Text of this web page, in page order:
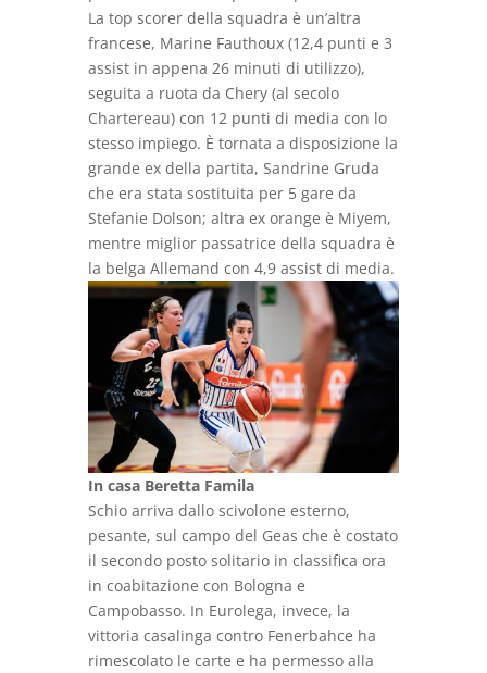
La top scorer della squadra è un’altra
francese, Marine Fauthoux (12,4 punti e 3
assist in appena 26 minuti di utilizzo),
seguita a ruota da Chery (al secolo
Chartereau) con 12 punti di media con lo
stesso impiego. È tornata a disposizione la
grande ex della partita, Sandrine Gruda
che era stata sostituita per 5 gare da
Stefanie Dolson; altra ex orange è Miyem,
mentre miglior passatrice della squadra è
la belga Allemand con 4,9 assist di media.
In casa Beretta Famila
Schio arriva dallo scivolone esterno,
pesante, sul campo del Geas che è costato
il secondo posto solitario in classifica ora
in coabitazione con Bologna e
Campobasso. In Eurolega, invece, la
vittoria casalinga contro Fenerbahce ha
rimescolato le carte e ha permesso alla